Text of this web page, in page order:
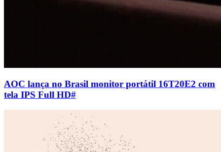
AOC lança no Brasil monitor portátil 16T20E2 com
tela IPS Full HD#